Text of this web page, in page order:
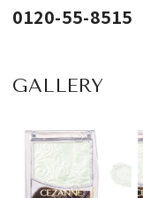
0120-55-8515
GALLERY